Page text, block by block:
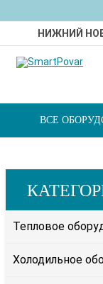
НИЖНИЙ
ВСЕ
Тепловое
Холодильное